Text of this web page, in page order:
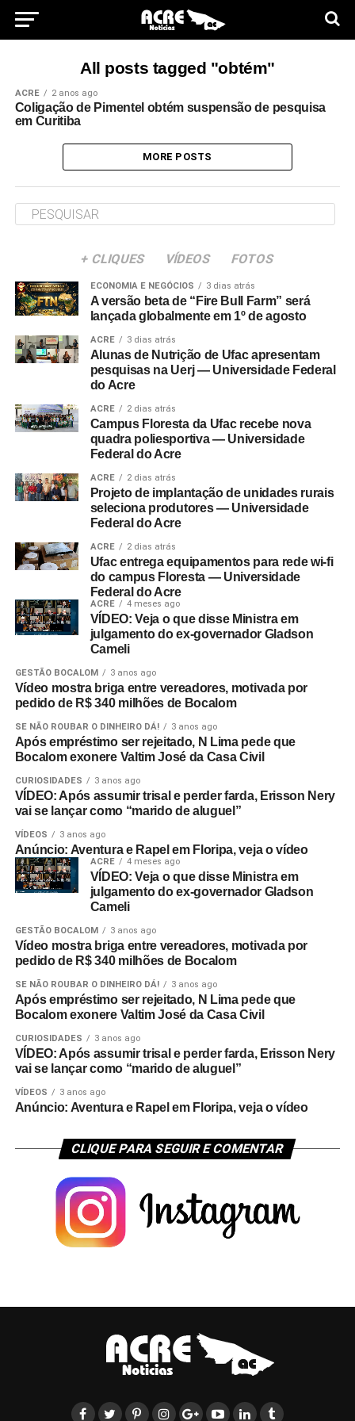
All posts tagged "obtém"
ACRE 2 anos ago
Coligação de Pimentel obtém suspensão de pesquisa
em Curitiba
MORE POSTS
+ CLIQUES VÍDEOS FOTOS
ECONOMIA E NEGÓCIOS 3 dias atrás
A versão beta de “Fire Bull Farm” será
lançada globalmente em 1º de agosto
ACRE 3 dias atrás
Alunas de Nutrição de Ufac apresentam
pesquisas na Uerj — Universidade Federal
do Acre
ACRE 2 dias atrás
Campus Floresta da Ufac recebe nova
quadra poliesportiva — Universidade
Federal do Acre
ACRE 2 dias atrás
Projeto de implantação de unidades rurais
seleciona produtores — Universidade
Federal do Acre
ACRE 2 dias atrás
Ufac entrega equipamentos para rede wi-fi
do campus Floresta — Universidade
Federal do Acre
ACRE 4 meses ago
VÍDEO: Veja o que disse Ministra em
julgamento do ex-governador Gladson
Cameli
GESTÃO BOCALOM 3 anos ago
Vídeo mostra briga entre vereadores, motivada por
pedido de R$ 340 milhões de Bocalom
SE NÃO ROUBAR O DINHEIRO DÁ! 3 anos ago
Após empréstimo ser rejeitado, N Lima pede que
Bocalom exonere Valtim José da Casa Civil
CURIOSIDADES 3 anos ago
VÍDEO: Após assumir trisal e perder farda, Erisson Nery
vai se lançar como “marido de aluguel”
VÍDEOS 3 anos ago
Anúncio: Aventura e Rapel em Floripa, veja o vídeo
ACRE 4 meses ago
VÍDEO: Veja o que disse Ministra em
julgamento do ex-governador Gladson
Cameli
GESTÃO BOCALOM 3 anos ago
Vídeo mostra briga entre vereadores, motivada por
pedido de R$ 340 milhões de Bocalom
SE NÃO ROUBAR O DINHEIRO DÁ! 3 anos ago
Após empréstimo ser rejeitado, N Lima pede que
Bocalom exonere Valtim José da Casa Civil
CURIOSIDADES 3 anos ago
VÍDEO: Após assumir trisal e perder farda, Erisson Nery
vai se lançar como “marido de aluguel”
VÍDEOS 3 anos ago
Anúncio: Aventura e Rapel em Floripa, veja o vídeo
CLIQUE PARA SEGUIR E COMENTAR